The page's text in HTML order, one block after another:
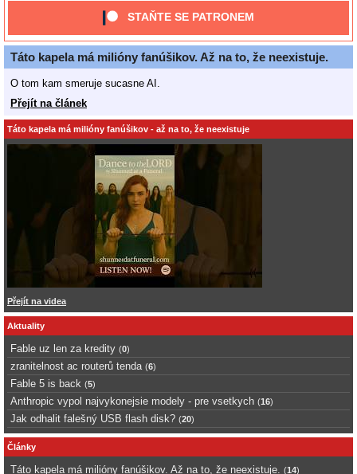
STAŇTE SE PATRONEM
Táto kapela má milióny fanúšikov. Až na to, že neexistuje.
O tom kam smeruje sucasne AI.
Přejít na článek
Táto kapela má milióny fanúšikov - až na to, že neexistuje
Přejít na videa
Aktuality
Fable uz len za kredity (0)
zranitelnost ac routerů tenda (6)
Fable 5 is back (5)
Anthropic vypol najvykonejsie modely - pre vsetkych (16)
Jak odhalit falešný USB flash disk? (20)
Články
Táto kapela má milióny fanúšikov. Až na to, že neexistuje. (14)